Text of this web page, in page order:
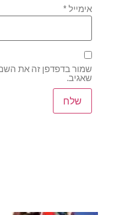
אימייל*
שמור בדפדפן זה את
שאגיב.